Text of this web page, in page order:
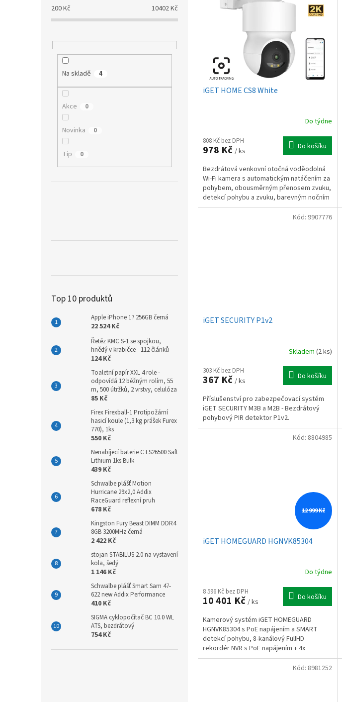
200Kč 10402Kč
Na skladě 4
Akce 0
Novinka 0
Tip 0
Top 10 produktů
Apple iPhone 17 256GB černá
22 524 Kč
Řetěz KMC S-1 se spojkou,
hnědý v krabičce - 112 článků
124 Kč
Toaletní papír XXL 4 role -
odpovídá 12 běžným rolím, 55
m, 500 útržků, 2 vrstvy, celulóza
85 Kč
Firex Firexball-1 Protipožární
hasicí koule (1,3 kg prášek Furex
770), 1ks
550 Kč
Nenabíjecí baterie C LS26500 Saft
Lithium 1ks Bulk
439 Kč
Schwalbe plášť Motion
Hurricane 29x2,0 Addix
RaceGuard reflexní pruh
678 Kč
Kingston Fury Beast DIMM DDR4
8GB 3200MHz černá
2 422 Kč
stojan STABILUS 2.0 na vystavení
kola, šedý
1 146 Kč
Schwalbe plášť Smart Sam 47-
622 new Addix Performance
410 Kč
SIGMA cyklopočítač BC 10.0 WL
ATS, bezdrátový
754 Kč
iGET HOME CS8 White
Do týdne
808 Kč bez DPH
978 Kč / ks Do košíku
Bezdrátová venkovní otočná voděodolná
Wi-Fi kamera s automatickým natáčením za
pohybem, obousměrným přenosem zvuku,
detekcí pohybu a zvuku, barevným nočním
viděním pomocí LED...
iGET SECURITY P1v2
Skladem (2 ks)
303 Kč bez DPH
367 Kč / ks Do košíku
Příslušenství pro zabezpečovací systém
iGET SECURITY M3B a M2B - Bezdrátový
pohybový PIR detektor P1v2.
Kód: 9907776
12 999 Kč
iGET HOMEGUARD HGNVK85304
Do týdne
8 596 Kč bez DPH
10 401 Kč / ks Do košíku
Kamerový systém iGET HOMEGUARD
HGNVK85304 s PoE napájením a SMART
detekcí pohybu, 8-kanálový FullHD
rekordér NVR s PoE napájením + 4x
HGNVK930CAM FullHD 1080p PoE kamera,...
Kód: 8804985
Kód: 8981252